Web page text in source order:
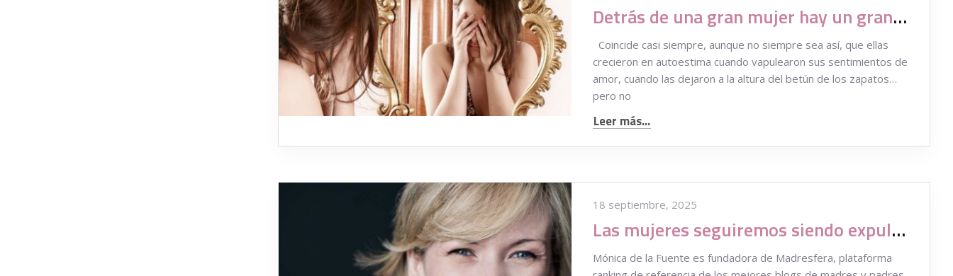
Detrás de una gran mujer hay un gran fracaso amoroso
Coincide casi siempre, aunque no siempre sea así, que ellas
crecieron en autoestima cuando vapulearon sus sentimientos de
amor, cuando las dejaron a la altura del betún de los zapatos…
pero no
Leer más...
18 septiembre, 2025
Las mujeres seguiremos siendo expulsadas o huyendo de las empresas
Mónica de la Fuente es fundadora de Madresfera, plataforma